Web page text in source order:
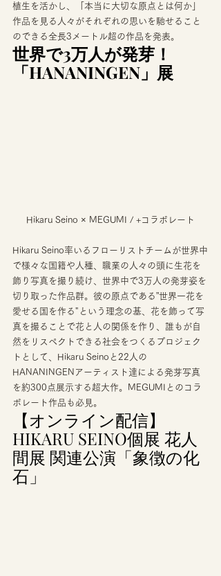
植生を活かし、「本当に大切な原点とは何か」
作品を見る人々がそれぞれの思いを馳せること
のできる全長3メートル超の作品を発表。
世界で3万人が発芽！
「HANANINGEN」展
Hikaru Seino × MEGUMI / +コラボレート
Hikaru Seino率いるフローリストチームが世界中
で様々な国籍や人種、職業の人々の頭に生花を
飾り写真を撮り続け、世界中で3万人の発芽姿を
切り取った作品群。彼の原点である”世界一花を
愛せる国を作る"という理念の基、花を飾って写
真を撮ることで花と人の関係を作り、誰もが自
然をリスペクトできる社会をつくるプロジェク
トとして、Hikaru Seinoと22人の
HANANINGENアーティスト達による発芽写真
を約300点展示する超大作。MEGUMIとのコラ
ボレート作品も必見。
【オンライン配信】
HIKARU SEINO個展 花人
間展 関連公演「象徴の化
石」